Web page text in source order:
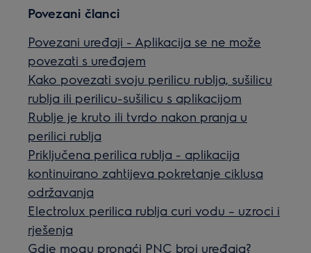
Povezani članci
Povezani uređaji - Aplikacija se ne može
povezati s uređajem
Kako povezati svoju perilicu rublja, sušilicu
rublja ili perilicu-sušilicu s aplikacijom
Rublje je kruto ili tvrdo nakon pranja u
perilici rublja
Priključena perilica rublja - aplikacija
kontinuirano zahtijeva pokretanje ciklusa
održavanja
Electrolux perilica rublja curi vodu – uzroci i
rješenja
Gdje mogu pronaći PNC broj uređaja?